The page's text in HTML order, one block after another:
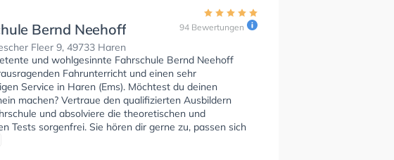
Bernd Neehoff
Fleer 9, 49733 Haren
94 Bewertungen
und wohlgesinnte Fahrschule Bernd Neehoff
Fahrunterricht und einen sehr
Service in Haren (Ems). Möchtest du deinen
machen? Vertraue den qualifizierten Ausbildern
und absolviere die theoretischen und
Tests sorgenfrei. Sie hören dir gerne zu, passen sich
an und bieten dir eine persönliche